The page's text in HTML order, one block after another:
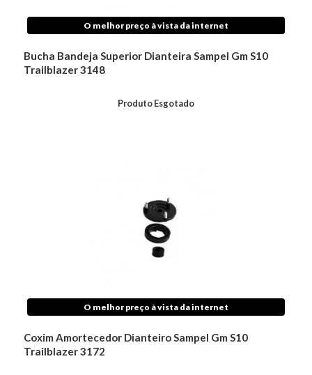
O melhor preço à vista da internet
Bucha Bandeja Superior Dianteira Sampel Gm S10
Trailblazer 3148
Produto Esgotado
O melhor preço à vista da internet
Coxim Amortecedor Dianteiro Sampel Gm S10
Trailblazer 3172